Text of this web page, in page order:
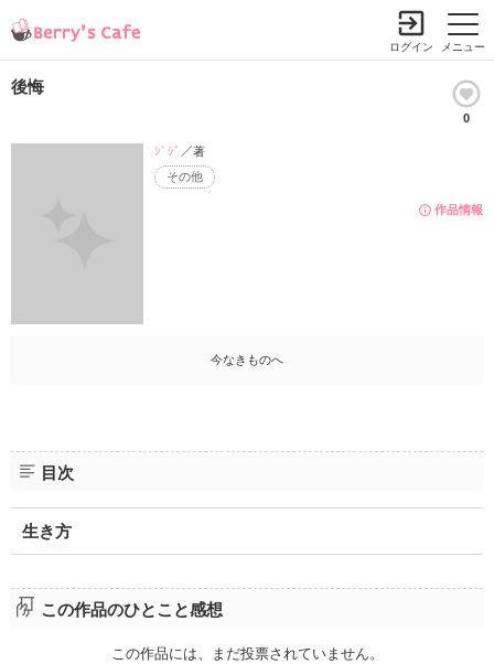
メニュー
ログイン
後悔
0
作品情報
その他
ｼﾞｼﾞ ／著
今なきものへ
目次
生き方
この作品のひとこと感想
この作品には、まだ投票されていません。